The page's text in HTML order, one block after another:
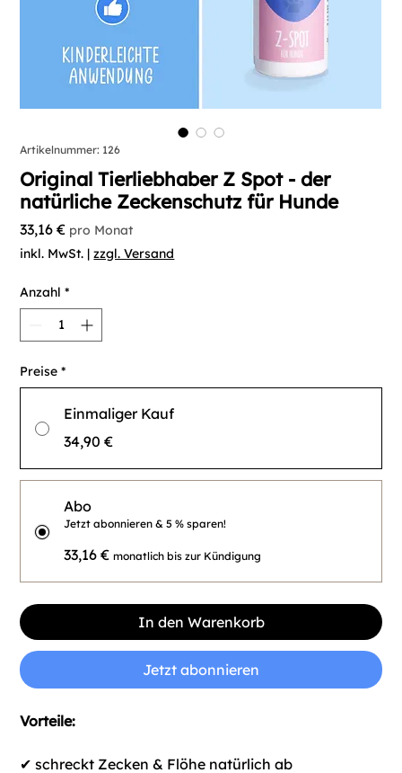
Artikelnummer: 126
Original Tierliebhaber Z Spot - der
natürliche Zeckenschutz für Hunde
33,16 €Preis
pro Monat
inkl. MwSt. |zzgl. Versand
Anzahl *
Preise *
Einmaliger Kauf
34,90 €
Abo
Jetzt abonnieren & 5 % sparen!
33,16 € monatlich bis zur Kündigung
In den Warenkorb
Jetzt abonnieren
Vorteile:
✔ schreckt Zecken & Flöhe natürlich ab